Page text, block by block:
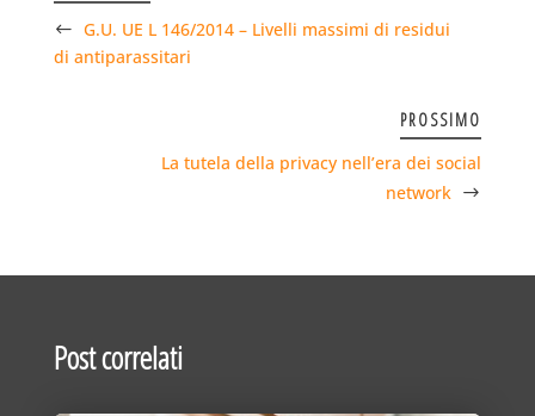
G.U. UE L 146/2014 – Livelli massimi di residui
di antiparassitari
PROSSIMO
La tutela della privacy nell’era dei social
network
Post correlati